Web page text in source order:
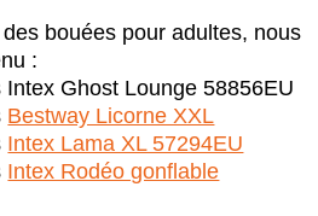
bouées pour adultes, nous
:
Ghost Lounge 58856EU
Bestway Licorne XXL
Intex Lama XL 57294EU
Intex Rodéo gonflable